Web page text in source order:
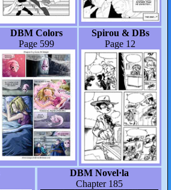
DBM Colors
Page 599
Spirou & DBs
Page 12
DBM Novel·la
Chapter 185